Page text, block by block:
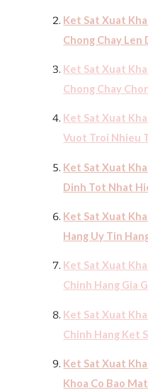
Ket Sat Xuat
Chong Chay Len
Ket Sat Xuat
Chong Chay
Ket Sat Xuat
Vuot Troi Nhieu
Ket Sat Xuat
Dinh Tot Nhat
Ket Sat Xuat
Hang Uy Tin
Ket Sat Xuat
Chinh Hang Gia
Ket Sat Xuat
Chinh Hang Ket
Ket Sat Xuat
Khoa Co Bao